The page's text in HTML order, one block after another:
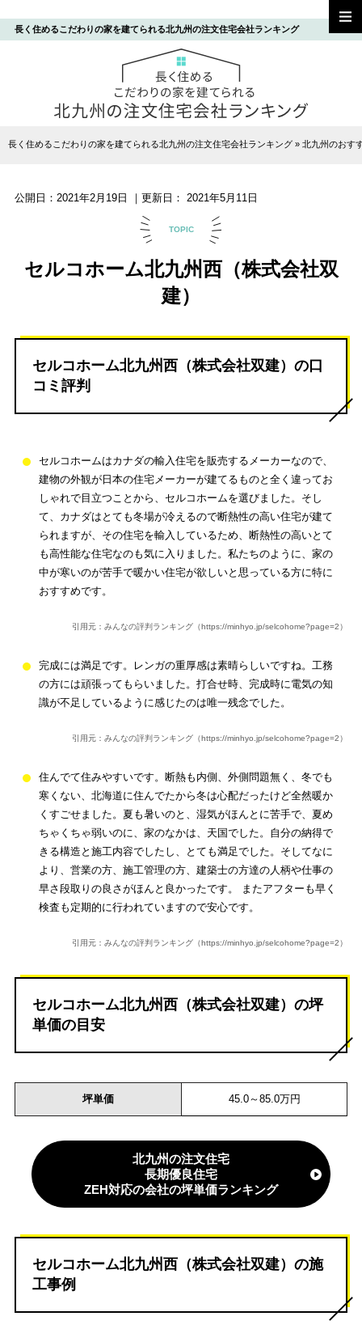
長く住めるこだわりの家を建てられる北九州の注文住宅会社ランキング
長く住めるこだわりの家を建てられる北九州の注文住宅会社ランキング » 北九州のおす
公開日： 2021年2月19日 ｜更新日： 2021年5月11日
TOPIC
セルコホーム北九州西（株式会社双
建）
セルコホーム北九州西（株式会社双建）の口
コミ評判
セルコホームはカナダの輸入住宅を販売するメーカーなので、
建物の外観が日本の住宅メーカーが建てるものと全く違ってお
しゃれで目立つことから、セルコホームを選びました。そし
て、カナダはとても冬場が冷えるので断熱性の高い住宅が建て
られますが、その住宅を輸入しているため、断熱性の高いとて
も高性能な住宅なのも気に入りました。私たちのように、家の
中が寒いのが苦手で暖かい住宅が欲しいと思っている方に特に
おすすめです。
引用元：みんなの評判ランキング（https://minhyo.jp/selcohome?page=2）
完成には満足です。レンガの重厚感は素晴らしいですね。工務
の方には頑張ってもらいました。打合せ時、完成時に電気の知
識が不足しているように感じたのは唯一残念でした。
引用元：みんなの評判ランキング（https://minhyo.jp/selcohome?page=2）
住んでて住みやすいです。断熱も内側、外側問題無く、冬でも
寒くない、北海道に住んでたから冬は心配だったけど全然暖か
くすごせました。夏も暑いのと、湿気がほんとに苦手で、夏め
ちゃくちゃ弱いのに、家のなかは、天国でした。自分の納得で
きる構造と施工内容でしたし、とても満足でした。そしてなに
より、営業の方、施工管理の方、建築士の方達の人柄や仕事の
早さ段取りの良さがほんと良かったです。 またアフターも早く
検査も定期的に行われていますので安心です。
引用元：みんなの評判ランキング（https://minhyo.jp/selcohome?page=2）
セルコホーム北九州西（株式会社双建）の坪
単価の目安
坪単価 45.0～85.0万円
北九州の注文住宅
長期優良住宅
ZEH対応の会社の坪単価ランキング
セルコホーム北九州西（株式会社双建）の施
工事例